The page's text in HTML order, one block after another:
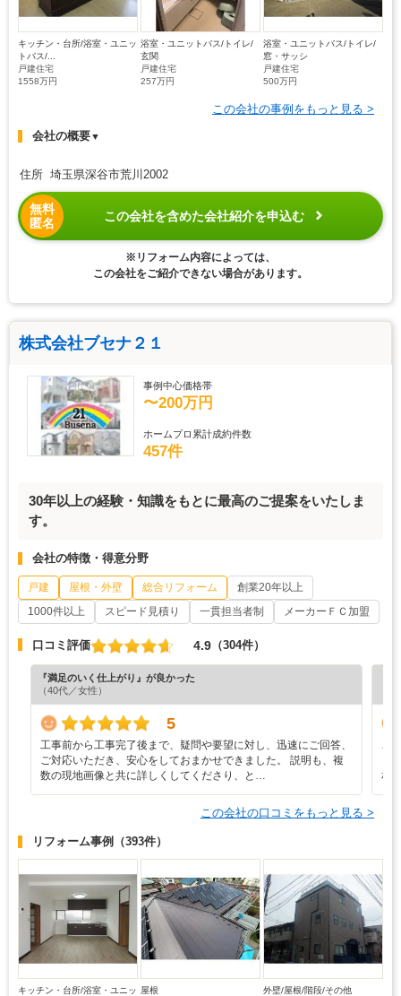
キッチン・台所/浴室・ユニッ
トバス/...
戸建住宅
1558万円
浴室・ユニットバス/トイレ/
玄関
戸建住宅
257万円
浴室・ユニットバス/トイレ/
窓・サッシ
戸建住宅
500万円
この会社の事例をもっと見る >
会社の概要▼
住所 埼玉県深谷市荒川2002
無料
匿名
この会社を含めた会社紹介を申込む
※リフォーム内容によっては、
この会社をご紹介できない場合があります。
株式会社ブセナ２１
事例中心価格帯
〜200万円
ホームプロ累計成約件数
457件
30年以上の経験・知識をもとに最高のご提案をいたしま
す。
会社の特徴・得意分野
戸建 屋根・外壁 総合リフォーム
創業20年以上
1000件以上
スピード見積り 一貫担当者制 メーカーＦＣ加盟
口コミ評価 4.9 （304件）
『満足のいく仕上がり』が良かった
（40代／女性）
5
工事前から工事完了後まで、疑問や要望に対し、迅速にご回答、
ご対応いただき、安心をしておまかせできました。 説明も、複
数の現地画像と共に詳しくしてくださり、と…
相
この会社の口コミをもっと見る >
リフォーム事例 （393件）
キッチン・台所/浴室・ユニッ 屋根
外壁/屋根/階段/その他